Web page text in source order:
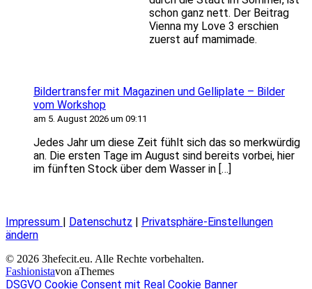
schon ganz nett. Der Beitrag
Vienna my Love 3 erschien
zuerst auf mamimade.
Bildertransfer mit Magazinen und Gelliplate – Bilder
vom Workshop
am 5. August 2026 um 09:11
Jedes Jahr um diese Zeit fühlt sich das so merkwürdig
an. Die ersten Tage im August sind bereits vorbei, hier
im fünften Stock über dem Wasser in […]
Impressum | Datenschutz | Privatsphäre-Einstellungen
ändern
© 2026 3hefecit.eu. Alle Rechte vorbehalten.
Fashionistavon aThemes
DSGVO Cookie Consent mit Real Cookie Banner